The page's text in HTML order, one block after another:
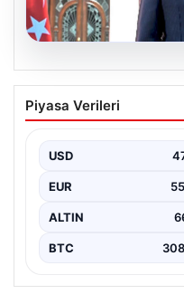
06.08.2026
Bakan
Açıklaması:
Adalet Bakanı Akın
yeni çerçeve…
Piyasa Verileri
USD
EUR
ALTIN
BTC